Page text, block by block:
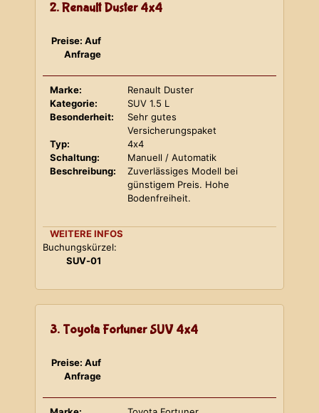
2. Renault Duster 4x4
Preise: Auf
Anfrage
Marke:
Renault Duster
Kategorie:
SUV 1.5 L
Besonderheit:
Sehr gutes
Versicherungspaket
Typ:
4x4
Schaltung:
Manuell / Automatik
Beschreibung:
Zuverlässiges Modell bei
günstigem Preis. Hohe
Bodenfreiheit.
WEITERE INFOS
Buchungskürzel:
SUV-01
3. Toyota Fortuner SUV 4x4
Preise: Auf
Anfrage